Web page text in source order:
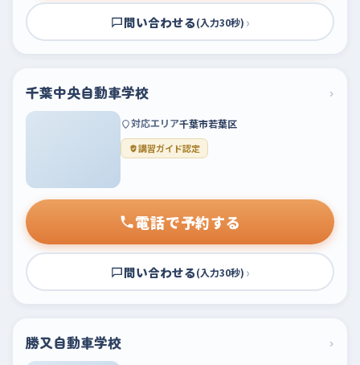
問い合わせる(入力30秒) ›
千葉中央自動車学校 ›
対応エリア千葉市若葉区
講習ガイド認定
電話で予約する
問い合わせる(入力30秒) ›
勝又自動車学校 ›